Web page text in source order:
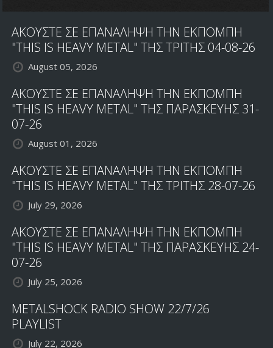
ΑΚΟΥΣΤΕ ΣΕ ΕΠΑΝΑΛΗΨΗ ΤΗΝ ΕΚΠΟΜΠΗ
"THIS IS HEAVY METAL" ΤΗΣ ΤΡΙΤΗΣ 04-08-26
August 05, 2026
ΑΚΟΥΣΤΕ ΣΕ ΕΠΑΝΑΛΗΨΗ ΤΗΝ ΕΚΠΟΜΠΗ
"THIS IS HEAVY METAL" ΤΗΣ ΠΑΡΑΣΚΕΥΗΣ 31-
07-26
August 01, 2026
ΑΚΟΥΣΤΕ ΣΕ ΕΠΑΝΑΛΗΨΗ ΤΗΝ ΕΚΠΟΜΠΗ
"THIS IS HEAVY METAL" ΤΗΣ ΤΡΙΤΗΣ 28-07-26
July 29, 2026
ΑΚΟΥΣΤΕ ΣΕ ΕΠΑΝΑΛΗΨΗ ΤΗΝ ΕΚΠΟΜΠΗ
"THIS IS HEAVY METAL" ΤΗΣ ΠΑΡΑΣΚΕΥΗΣ 24-
07-26
July 25, 2026
METALSHOCK RADIO SHOW 22/7/26
PLAYLIST
July 22, 2026